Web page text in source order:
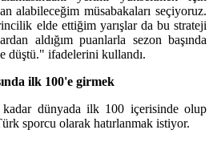
alabileceğim müsabakaları seçiyoruz.
elde ettiğim yarışlar da bu strateji
aldığım puanlarla sezon başında
düştü." ifadelerini kullandı.
ilk 100'e girmek
kadar dünyada ilk 100 içerisinde olup
sporcu olarak hatırlanmak istiyor.